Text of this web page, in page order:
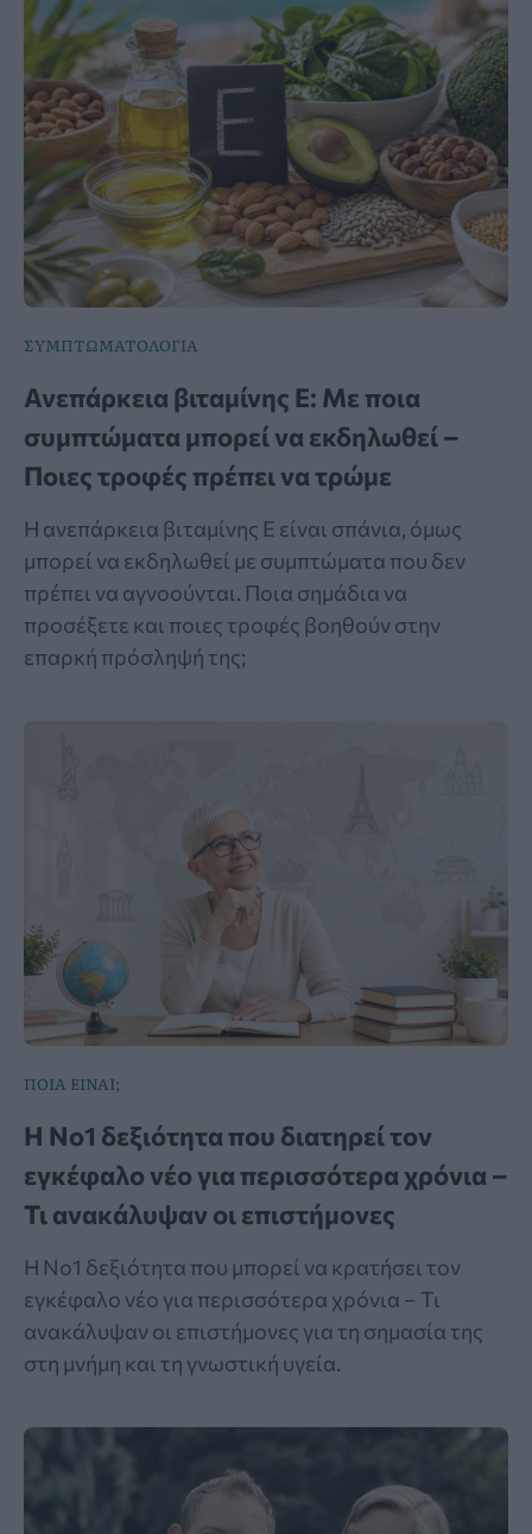
ΣΥΜΠΤΩΜΑΤΟΛΟΓΙΑ
Ανεπάρκεια βιταμίνης Ε: Με ποια
συμπτώματα μπορεί να εκδηλωθεί –
Ποιες τροφές πρέπει να τρώμε
Η ανεπάρκεια βιταμίνης Ε είναι σπάνια, όμως
μπορεί να εκδηλωθεί με συμπτώματα που δεν
πρέπει να αγνοούνται. Ποια σημάδια να
προσέξετε και ποιες τροφές βοηθούν στην
επαρκή πρόσληψή της;
ΠΟΙΑ ΕΙΝΑΙ;
Η Νο1 δεξιότητα που διατηρεί τον
εγκέφαλο νέο για περισσότερα χρόνια –
Τι ανακάλυψαν οι επιστήμονες
Η Νο1 δεξιότητα που μπορεί να κρατήσει τον
εγκέφαλο νέο για περισσότερα χρόνια – Τι
ανακάλυψαν οι επιστήμονες για τη σημασία της
στη μνήμη και τη γνωστική υγεία.